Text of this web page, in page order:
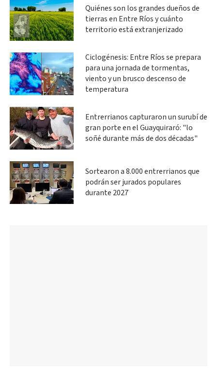
Quiénes son los grandes dueños de
tierras en Entre Ríos y cuánto
territorio está extranjerizado
Ciclogénesis: Entre Ríos se prepara
para una jornada de tormentas,
viento y un brusco descenso de
temperatura
Entrerrianos capturaron un surubí de
gran porte en el Guayquiraró: "lo
soñé durante más de dos décadas"
Sortearon a 8.000 entrerrianos que
podrán ser jurados populares
durante 2027